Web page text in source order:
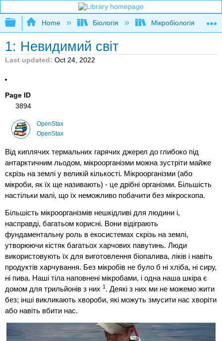
Expand/collapse global hierarchy
Home Біологія Мікробіологія
1: Невидимий світ
Last updated Oct 24, 2022
Page ID
3894
OpenStax
OpenStax
Від киплячих термальних гарячих джерел до глибоко під
антарктичним льодом, мікроорганізми можна зустріти майже
скрізь на землі у великій кількості. Мікроорганізми (або
мікроби, як їх ще називають) - це дрібні організми. Більшість
настільки малі, що їх неможливо побачити без мікроскопа.
Більшість мікроорганізмів нешкідливі для людини і,
насправді, багатьом корисні. Вони відіграють
фундаментальну роль в екосистемах скрізь на землі,
утворюючи кістяк багатьох харчових павутинь. Люди
використовують їх для виготовлення біопалива, ліків і навіть
продуктів харчування. Без мікробів не було б ні хліба, ні сиру,
ні пива. Наші тіла наповнені мікробами, і одна наша шкіра є
домом для трильйонів з них1 .Деякі з них ми не можемо жити
без; інші викликають хвороби, які можуть змусити нас хворіти
або навіть вбити нас.